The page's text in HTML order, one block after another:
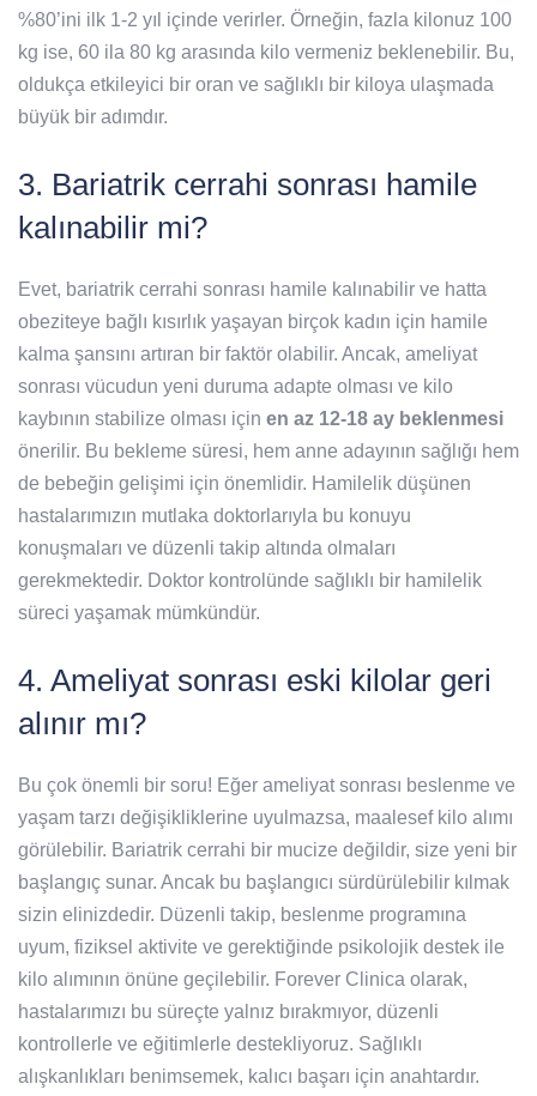
%80’ini ilk 1-2 yıl içinde verirler. Örneğin, fazla kilonuz 100
kg ise, 60 ila 80 kg arasında kilo vermeniz beklenebilir. Bu,
oldukça etkileyici bir oran ve sağlıklı bir kiloya ulaşmada
büyük bir adımdır.
3. Bariatrik cerrahi sonrası hamile
kalınabilir mi?
Evet, bariatrik cerrahi sonrası hamile kalınabilir ve hatta
obeziteye bağlı kısırlık yaşayan birçok kadın için hamile
kalma şansını artıran bir faktör olabilir. Ancak, ameliyat
sonrası vücudun yeni duruma adapte olması ve kilo
kaybının stabilize olması için en az 12-18 ay beklenmesi
önerilir. Bu bekleme süresi, hem anne adayının sağlığı hem
de bebeğin gelişimi için önemlidir. Hamilelik düşünen
hastalarımızın mutlaka doktorlarıyla bu konuyu
konuşmaları ve düzenli takip altında olmaları
gerekmektedir. Doktor kontrolünde sağlıklı bir hamilelik
süreci yaşamak mümkündür.
4. Ameliyat sonrası eski kilolar geri
alınır mı?
Bu çok önemli bir soru! Eğer ameliyat sonrası beslenme ve
yaşam tarzı değişikliklerine uyulmazsa, maalesef kilo alımı
görülebilir. Bariatrik cerrahi bir mucize değildir, size yeni bir
başlangıç sunar. Ancak bu başlangıcı sürdürülebilir kılmak
sizin elinizdedir. Düzenli takip, beslenme programına
uyum, fiziksel aktivite ve gerektiğinde psikolojik destek ile
kilo alımının önüne geçilebilir. Forever Clinica olarak,
hastalarımızı bu süreçte yalnız bırakmıyor, düzenli
kontrollerle ve eğitimlerle destekliyoruz. Sağlıklı
alışkanlıkları benimsemek, kalıcı başarı için anahtardır.